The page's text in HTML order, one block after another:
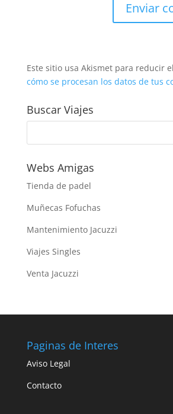
Este sitio usa Akismet para reducir
cómo se procesan los datos de tus
Buscar Viajes
Webs Amigas
Tienda de padel
Muñecas Fofuchas
Mantenimiento Jacuzzi
Viajes Singles
Venta Jacuzzi
Paginas de Interes
Aviso Legal
Contacto